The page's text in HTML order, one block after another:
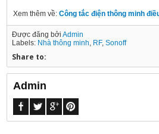
Xem thêm về: Công tắc điện thông minh
Được đăng bởi Admin
Labels: Nhà thông minh, RF, Sonoff
Share to:
Admin